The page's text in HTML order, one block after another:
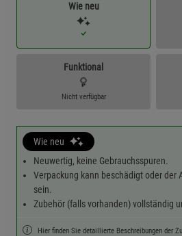
Wie neu
Funktional
Nicht verfügbar
Wie neu
Neuwertig, keine Gebrauchsspuren.
Verpackung kann beschädigt oder der
sein.
Zubehör (falls vorhanden) vollständig
Hier finden Sie detaillierte Beschreibungen der